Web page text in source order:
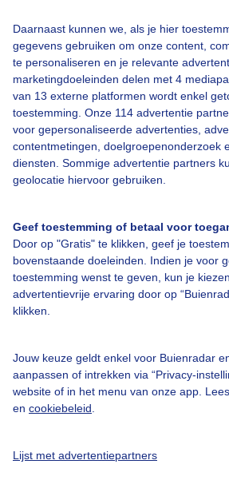
Daarnaast kunnen we, als je hier
gegevens gebruiken om onze content,
te personaliseren en je relevante
marketingdoeleinden delen met 4
van 13 externe platformen wordt enkel
toestemming. Onze 114 advertentie
voor gepersonaliseerde advertenties,
contentmetingen, doelgroepenonderzoek
diensten. Sommige advertentie partners
geolocatie hiervoor gebruiken.
Geef toestemming of betaal voor
Door op "Gratis" te klikken, geef je
bovenstaande doeleinden. Indien je voor
toestemming wenst te geven, kun je
advertentievrije ervaring door op
klikken.
Jouw keuze geldt enkel voor Buienradar
aanpassen of intrekken via “Privacy-
website of in het menu van onze app.
en cookiebeleid
Lijst met advertentiepartners
Een moment geduld
Over Buienradar
Veelgestelde vragen
Contact
Toegankelijkheid
Buienradar Team
Privacy beleid
Privacy instellingen